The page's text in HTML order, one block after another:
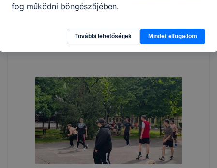
fog működni böngészőjében.
További lehetőségek Mindet elfogadom